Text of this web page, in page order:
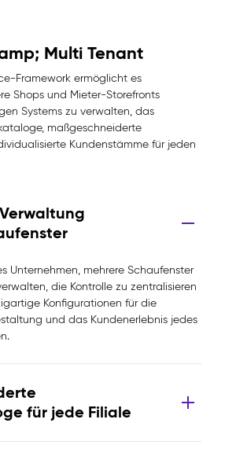
Multi Tenant
Framework ermöglicht es
Shops und Mieter-Storefronts
Systems zu verwalten, das
maßgeschneiderte
Kundenstämme für jeden
Unternehmen, mehrere Schaufenster
die Kontrolle zu zentralisieren
Konfigurationen für die
und das Kundenerlebnis jedes
für jede Filiale